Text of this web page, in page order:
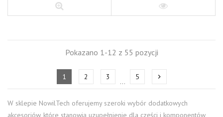
Pokazano 1-12 z 55 pozycji
1 2 3 … 5 chevron_right
W sklepie NowilTech oferujemy szeroki wybór dodatkowych
akcesoriów, które stanowią uzupełnienie dla części i komponentów